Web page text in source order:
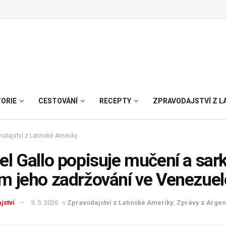
CESTOVÁNÍ RECEPTY ZPRAVODAJSTVÍ Z
z Latinské Ameriky
Gallo popisuje mučení a
jeho zadržování ve
9. 5. 2026 v Zpravodajství z Latinské Ameriky, Zprávy z